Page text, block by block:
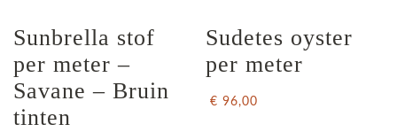
Sunbrella stof
per meter –
Savane – Bruin
tinten
Sudetes oyster
per meter
€ 96,00